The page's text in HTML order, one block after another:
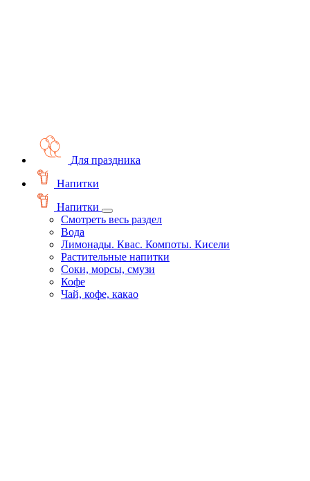
Для праздника
Напитки
Напитки
Смотреть весь раздел
Вода
Лимонады. Квас. Компоты. Кисели
Растительные напитки
Соки, морсы, смузи
Кофе
Чай, кофе, какао